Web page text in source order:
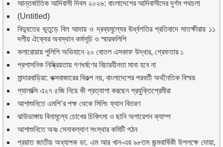
আন্তর্জাতিক আদিবাসী দিবস ২০২৬: বাংলাদেশের আদিবাসীদের দূর্গম পথচলা
(Untitled)
বিদ্যুতের ভূতুড়ে বিল আদায় ও দ্রব্যমূল্যের ঊর্ধ্বগতির প্রতিবাদে সাতক্ষীরায় ১১
দলীয় ঐক্যের অবস্থান কর্মসূচি ও স্মারকলিপি
কলারোয়ায় পুলিশি অভিযানে ২০ বোতল এসকাফ উদ্ধার, গ্রেফতার ১
প্রশাসনিক নিষ্ক্রিয়তায় গণধর্ষণের বিচারহীনতা মানা হবে না
মান্দারবাড়িয়া: কক্সবাজারের বিকল্প নয়, বাংলাদেশের পরবর্তী অর্থনৈতিক বিস্ময়
গ্যালাক্সি এ২৭ ৫জি নিয়ে কী প্রত্যাশা করছেন প্রযুক্তিপ্রেমীরা
আশাশুনিতে এমপি’র পক্ষ থেকে সিলিং ফ্যান বিতরণ
ঝাউডাঙ্গায় বিনামূল্যে চোখের চিকিৎসা ও ছানি অপারেশন ক্যাম্প
আশাশুনিতে অবঃ সেনাকল্যাণ সংস্থার কমিটি গঠন
প্রয়াত জাতীয় অধ্যাপক ডা. এম আর খান-এর ৯৮তম জন্মবার্ষিকী উপলক্ষে দোয়া,